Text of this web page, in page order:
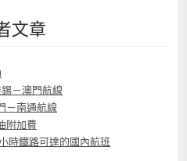
文章
－澳門航線
－南通航線
附加費
時鐵路可達的國內航班